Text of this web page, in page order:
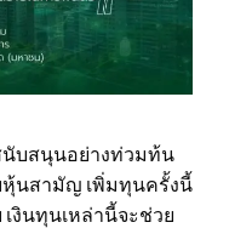
นับสนุนอย่างท่วมท้น
หุ้นสามัญ เพิ่มทุนครั้งนี้
งินทุนเหล่านี้จะช่วย